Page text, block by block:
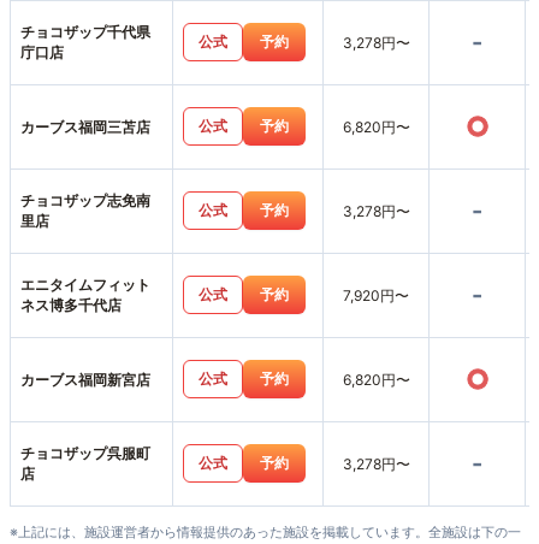
チョコザップ千代県
庁口店
公式 予約 3,278円〜 -
カーブス福岡三苫店 公式 予約 6,820円〜 ○
チョコザップ志免南
里店
公式 予約 3,278円〜 -
エニタイムフィット
ネス博多千代店
公式 予約 7,920円〜 -
カーブス福岡新宮店 公式 予約 6,820円〜 ○
チョコザップ呉服町
店
公式 予約 3,278円〜 -
※上記には、施設運営者から情報提供のあった施設を掲載しています。全施設は下の一